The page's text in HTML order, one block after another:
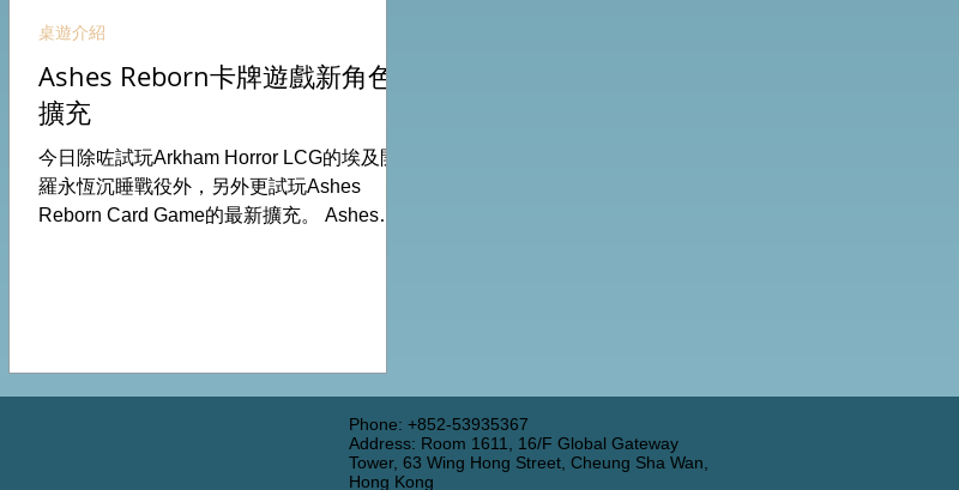
Ashes Reborn卡牌遊戲新角色
擴充
今日除咗試玩Arkham Horror LCG的埃及開
羅永恆沉睡戰役外，另外更試玩Ashes
Reborn Card Game的最新擴充。 Ashes推
桌遊介紹
Phone: +852-53935367
Address: Room 1611, 16/F Global Gateway
Tower, 63 Wing Hong Street, Cheung Sha Wan,
Hong Kong